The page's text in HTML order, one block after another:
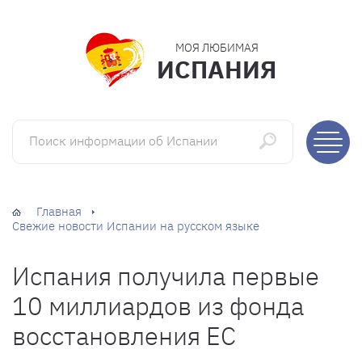
МОЯ ЛЮБИМАЯ
ИСПАНИЯ
Поиск информации об Испании
Главная
Свежие новости Испании на русском языке
Испания получила первые
10 миллиардов из фонда
восстановления ЕС